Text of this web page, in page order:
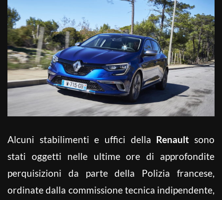
Alcuni stabilimenti e uffici della Renault sono
stati oggetti nelle ultime ore di approfondite
perquisizioni da parte della Polizia francese,
ordinate dalla commissione tecnica indipendente,